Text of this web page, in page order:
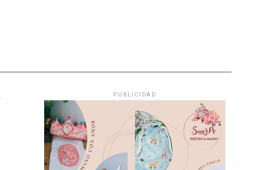
PUBLICIDAD